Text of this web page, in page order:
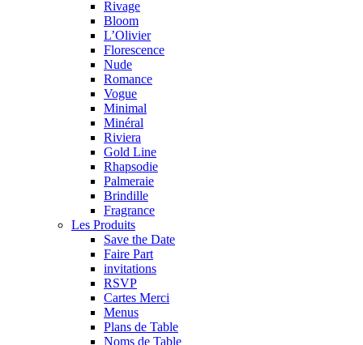
Rivage
Bloom
L’Olivier
Florescence
Nude
Romance
Vogue
Minimal
Minéral
Riviera
Gold Line
Rhapsodie
Palmeraie
Brindille
Fragrance
Les Produits
Save the Date
Faire Part
invitations
RSVP
Cartes Merci
Menus
Plans de Table
Noms de Table